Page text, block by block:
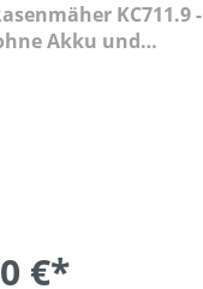
KC711.9 -
Akku und
€*